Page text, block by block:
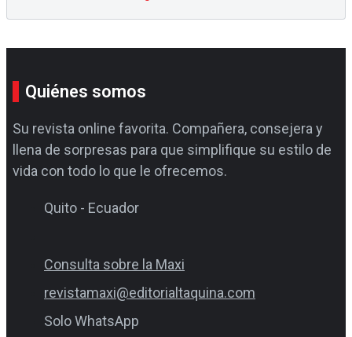
Quiénes somos
Su revista online favorita. Compañera, consejera y
llena de sorpresas para que simplifique su estilo de
vida con todo lo que le ofrecemos.
Quito - Ecuador
Consulta sobre la Maxi
revistamaxi@editorialtaquina.com
Solo WhatsApp